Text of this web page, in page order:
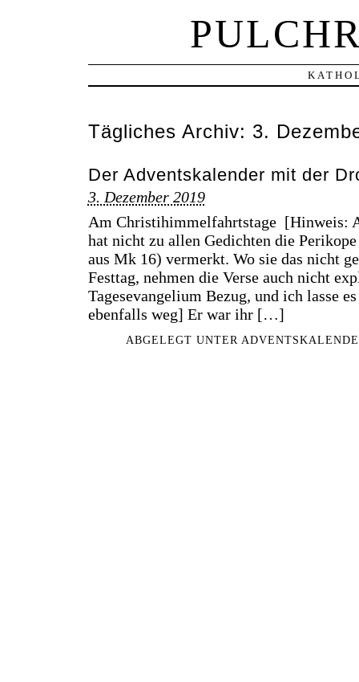
Tägliches Archiv: 3.
Der Adventskalender mit der
3. Dezember 2019
Am Christihimmelfahrtstage [Hinweis:
hat nicht zu allen Gedichten die
aus Mk 16) vermerkt. Wo sie das nicht
Festtag, nehmen die Verse auch nicht
Tagesevangelium Bezug, und ich lasse
ebenfalls weg] Er war ihr […]
ABGELEGT UNTER